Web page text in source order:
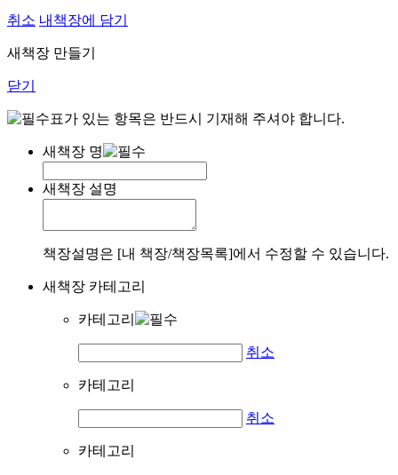
취소 내책장에 담기
새책장 만들기
닫기
표가 있는 항목은 반드시 기재해 주셔야 합니다.
새책장 명
새책장 설명
책장설명은 [내 책장/책장목록]에서 수정할 수 있습니다.
새책장 카테고리
카테고리
취소
카테고리
취소
카테고리